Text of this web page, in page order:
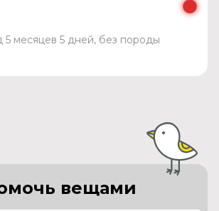
5 месяцев 5 дней, без породы
вещами